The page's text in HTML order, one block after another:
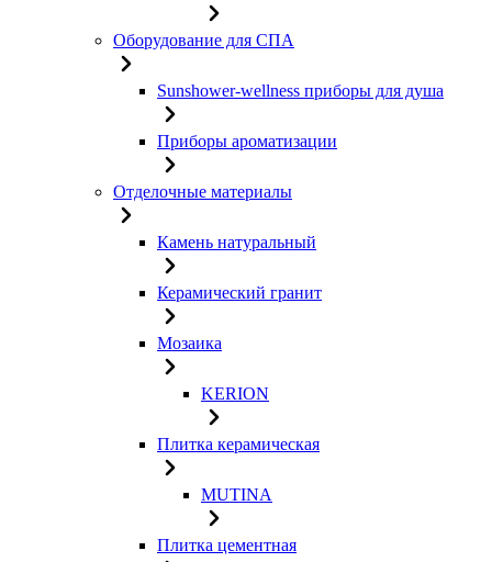
Оборудование для СПА
Sunshower-wellness приборы для душа
Приборы ароматизации
Отделочные материалы
Камень натуральный
Керамический гранит
Мозаика
KERION
Плитка керамическая
MUTINA
Плитка цементная